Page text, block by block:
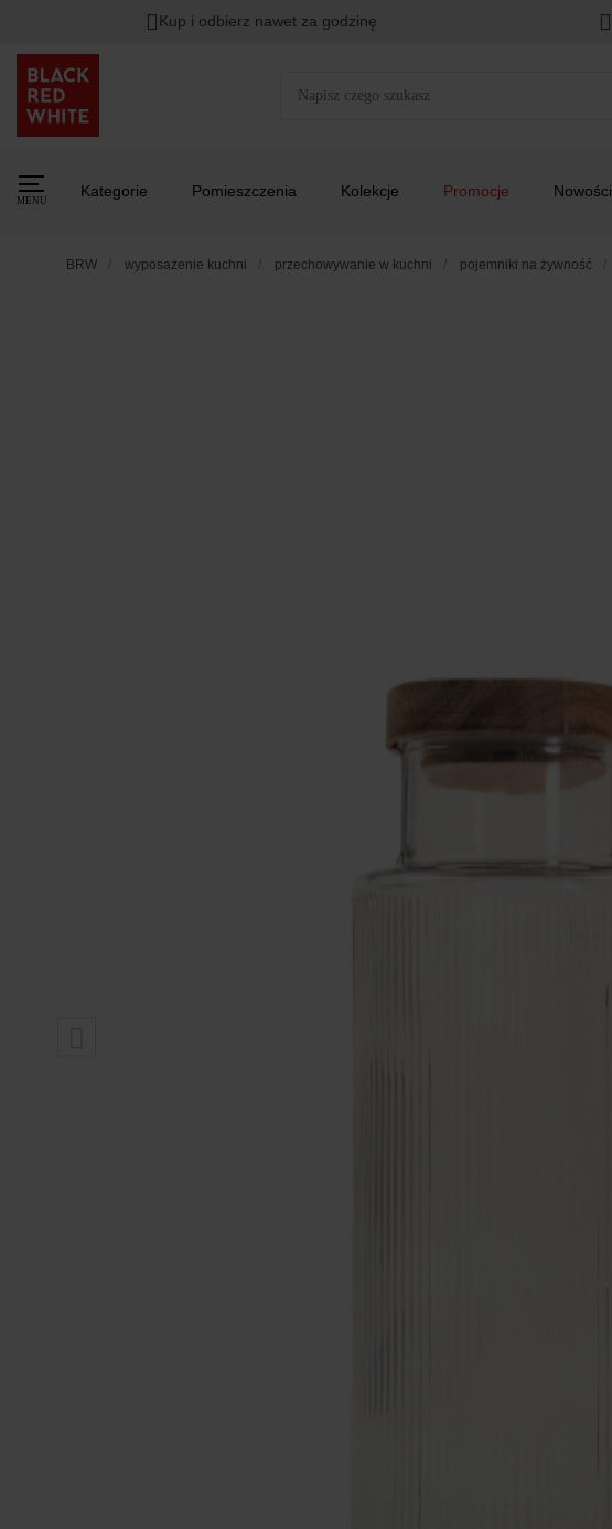
Kup i odbierz nawet za godzinę
MENU
Kategorie Pomieszczenia Kolekcje Promocje Nowości
BRW wyposażenie kuchni przechowywanie w kuchni pojemniki na żywność